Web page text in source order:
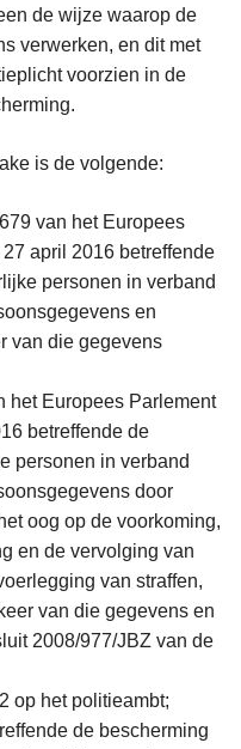
de wijze waarop de
verwerken, en dit met
voorzien in de
is de volgende:
van het Europees
april 2016 betreffende
personen in verband
en
van die gegevens
het Europees Parlement
betreffende de
personen in verband
door
oog op de voorkoming,
en de vervolging van
van straffen,
van die gegevens en
2008/977/JBZ van de
op het politieambt;
de bescherming